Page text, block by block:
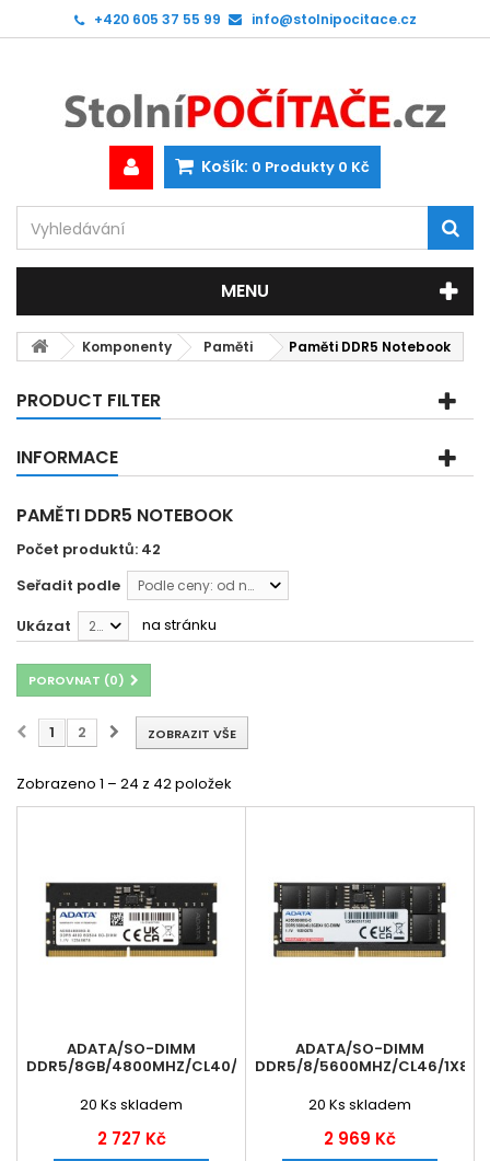
+420 605 37 55 99 info@stolnipocitace.cz
Košík: 0 Produkty 0 Kč
MENU
Komponenty Paměti Paměti DDR5 Notebook
PRODUCT FILTER
INFORMACE
PAMĚTI DDR5 NOTEBOOK
Počet produktů: 42
Seřadit podle
Podle ceny: od nejnižší
Ukázat 24 na stránku
POROVNAT (0)
ZOBRAZIT VŠE
1 2
Zobrazeno 1 – 24 z 42 položek
ADATA/SO-DIMM
DDR5/8GB/4800MHZ/CL40/1X8GB
20 Ks skladem
2 727 Kč
ADATA/SO-DIMM
DDR5/8/5600MHZ/CL46/1X8GB
20 Ks skladem
2 969 Kč